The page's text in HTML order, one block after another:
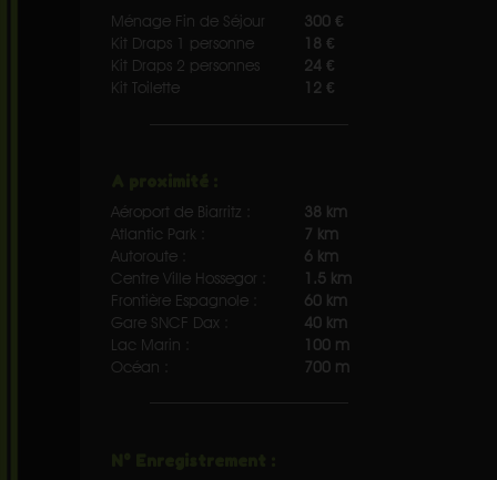
Ménage Fin de Séjour
300 €
Kit Draps 1 personne
18 €
Kit Draps 2 personnes
24 €
Kit Toilette
12 €
Aéroport de Biarritz :
38 km
Atlantic Park :
7 km
Autoroute :
6 km
Centre Ville Hossegor :
1.5 km
Frontière Espagnole :
60 km
Gare SNCF Dax :
40 km
Lac Marin :
100 m
Océan :
700 m